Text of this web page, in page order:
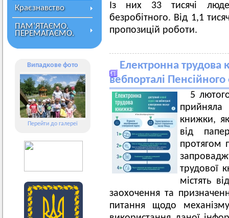
Краєзнавство
ПАМ’ЯТАЄМО.
ПЕРЕМАГАЄМО.
Випадкове фото
Перейти до галереї
Із них 33 тисячі
безробітного. Від 1,1
пропозицій роботи.
Електронна трудова
вебпорталі
5
книжки,
від
протягом
трудової
містять
заохочення та
питання щодо